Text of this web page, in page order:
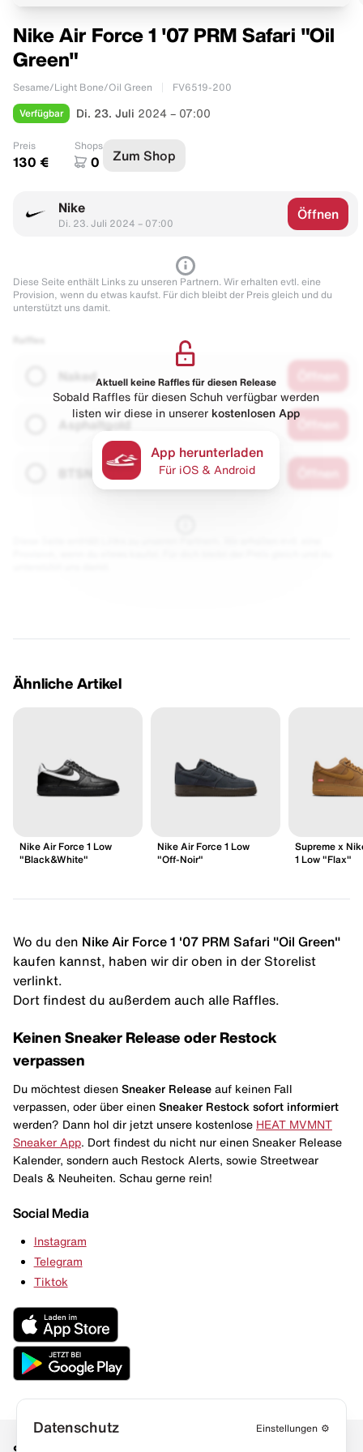
Nike Air Force 1 '07 PRM Safari "Oil
Green"
Sesame/Light Bone/Oil Green FV6519-200
Verfügbar Di. 23. Juli 2024 – 07:00
Preis
130 €
Shops
0 Zum Shop
Nike
Di. 23. Juli 2024 – 07:00
Öffnen
Diese Seite enthält Links zu unseren Partnern. Wir erhalten evtl. eine
Provision, wenn du etwas kaufst. Für dich bleibt der Preis gleich und du
unterstützt uns damit.
Naked
Asphaltgold
Aktuell keine Raffles für diesen Release
Sobald Raffles für diesen Schuh verfügbar werden
listen wir diese in unserer kostenlosen App
App herunterladen
Für iOS & Android
Ähnliche Artikel
Nike Air Force 1 Low
"Black&White"
Nike Air Force 1 Low
"Off-Noir"
Supreme x
1 Low "Flax"
Wo du den Nike Air Force 1 '07 PRM Safari "Oil Green"
kaufen kannst, haben wir dir oben in der Storelist
verlinkt.
Dort findest du außerdem auch alle Raffles.
Keinen Sneaker Release oder Restock
verpassen
Du möchtest diesen Sneaker Release auf keinen Fall
verpassen, oder über einen Sneaker Restock sofort informiert
werden? Dann hol dir jetzt unsere kostenlose HEAT MVMNT
Sneaker App . Dort findest du nicht nur einen Sneaker Release
Kalender, sondern auch Restock Alerts, sowie Streetwear
Deals & Neuheiten. Schau gerne rein!
Social Media
Instagram
Telegram
Tiktok
Datenschutz Einstellungen ⚙️